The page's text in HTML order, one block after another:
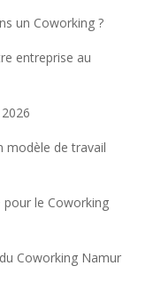
un Coworking ?
entreprise au
modèle de travail
le Coworking
Coworking Namur